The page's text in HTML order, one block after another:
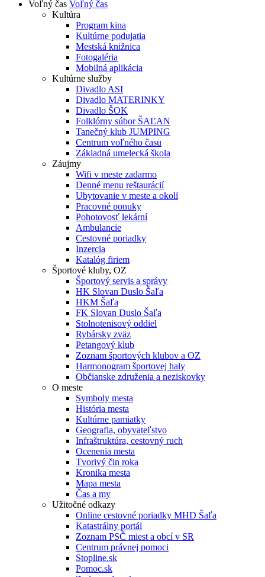
Voľný čas Voľný čas
Kultúra
Program kina
Kultúrne podujatia
Mestská knižnica
Fotogaléria
Mobilná aplikácia
Kultúrne služby
Divadlo ASI
Divadlo MATERINKY
Divadlo ŠOK
Folklórny súbor ŠAĽAN
Tanečný klub JUMPING
Centrum voľného času
Základná umelecká škola
Záujmy
Wifi v meste zadarmo
Denné menu reštaurácií
Ubytovanie v meste a okolí
Pracovné ponuky
Pohotovosť lekární
Ambulancie
Cestovné poriadky
Inzercia
Katalóg firiem
Športové kluby, OZ
Športový servis a správy
HK Slovan Duslo Šaľa
HKM Šaľa
FK Slovan Duslo Šaľa
Stolnotenisový oddiel
Rybársky zväz
Petangový klub
Zoznam športových klubov a OZ
Harmonogram športovej haly
Občianske združenia a neziskovky
O meste
Symboly mesta
História mesta
Kultúrne pamiatky
Geografia, obyvateľstvo
Infraštruktúra, cestovný ruch
Ocenenia mesta
Tvorivý čin roka
Kronika mesta
Mapa mesta
Čas a my
Užitočné odkazy
Online cestovné poriadky MHD Šaľa
Katastrálny portál
Zoznam PSČ miest a obcí v SR
Centrum právnej pomoci
Stopline.sk
Pomoc.sk